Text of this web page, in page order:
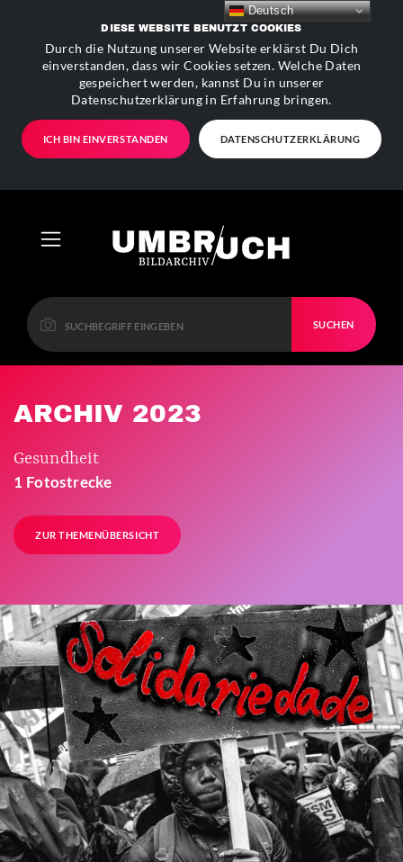
DIESE WEBSITE BENUTZT COOKIES
Durch die Nutzung unserer Website erklärst Du Dich
einverstanden, dass wir Cookies setzen. Welche Daten
gespeichert werden, kannst Du in unserer
Datenschutzerklärung in Erfahrung bringen.
ICH BIN EINVERSTANDEN DATENSCHUTZERKLÄRUNG
SUCHEN
ARCHIV 2023
Gesundheit
1 Fotostrecke
ZUR THEMENÜBERSICHT
Deutsch